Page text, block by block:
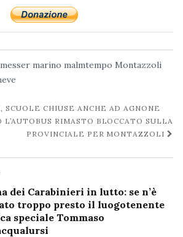
marino malmtempo Montazzoli
CHIUSE ANCHE AD AGNONE
L’AUTOBUS RIMASTO BLOCCATO SULLA
PROVINCIALE PER MONTAZZOLI
dei Carabinieri in lutto: se n’è
troppo presto il luogotenente
speciale Tommaso